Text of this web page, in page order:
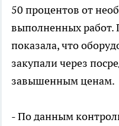
50 процентов от
выполненных работ.
показала, что
закупали через
завышенным ценам.
- По данным